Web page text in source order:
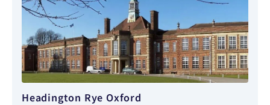
Headington Rye Oxford